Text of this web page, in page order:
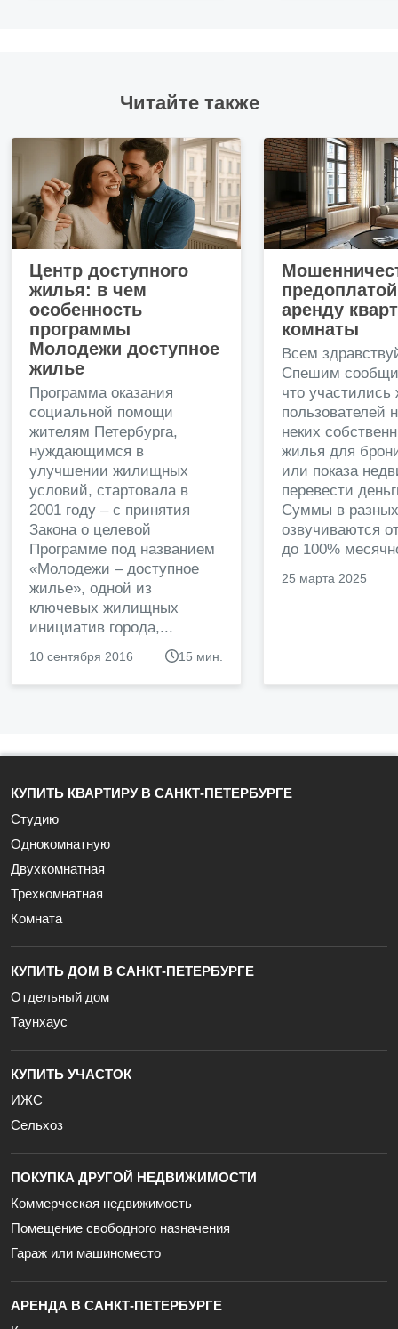
Читайте также
Центр доступного
жилья: в чем
особенность
программы
Молодежи доступное
жилье
Программа оказания
социальной помощи
жителям Петербурга,
нуждающимся в
улучшении жилищных
условий, стартовала в
2001 году – с принятия
Закона о целевой
Программе под названием
«Молодежи – доступное
жилье», одной из
ключевых жилищных
инициатив города,...
10 сентября 2016 15 мин.
аренду
комнаты
Всем
Спешим
что
пользователей
неких
жилья для
или показа
перевести
Суммы в
озвучиваются
до 100%
25 марта 2025
КУПИТЬ КВАРТИРУ В САНКТ-ПЕТЕРБУРГЕ
Студию
Однокомнатную
Двухкомнатная
Трехкомнатная
Комната
КУПИТЬ ДОМ В САНКТ-ПЕТЕРБУРГЕ
Отдельный дом
Таунхаус
КУПИТЬ УЧАСТОК
ИЖС
Сельхоз
ПОКУПКА ДРУГОЙ НЕДВИЖИМОСТИ
Коммерческая недвижимость
Помещение свободного назначения
Гараж или машиноместо
АРЕНДА В САНКТ-ПЕТЕРБУРГЕ